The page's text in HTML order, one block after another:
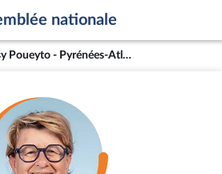
nationale
Mme Josy Poueyto - Pyrénées-Atlantiques (1re circonscription)